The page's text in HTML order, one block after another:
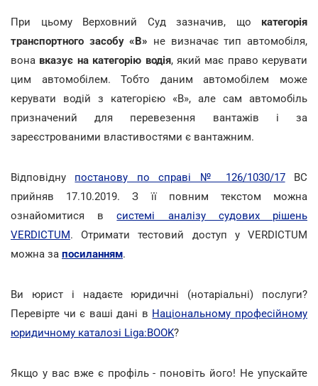
При цьому Верховний Суд зазначив, що категорія
транспортного засобу «В» не визначає тип автомобіля,
вона вказує на категорію водія, який має право керувати
цим автомобілем. Тобто даним автомобілем може
керувати водій з категорією «В», але сам автомобіль
призначений для перевезення вантажів і за
зареєстрованими властивостями є вантажним.
Відповідну постанову по справі № 126/1030/17ВС
прийняв 17.10.2019. З її повним текстом можна
ознайомитися всистемі аналізу судових рішень
VERDICTUM. Отримати тестовий доступ у VERDICTUM
можна за посиланням.
Ви юрист і надаєте юридичні (нотаріальні) послуги?
Перевірте чи є ваші дані в Національному професійному
юридичному каталозі Liga:BOOK?
Якщо у вас вже є профіль - поновіть його! Не упускайте